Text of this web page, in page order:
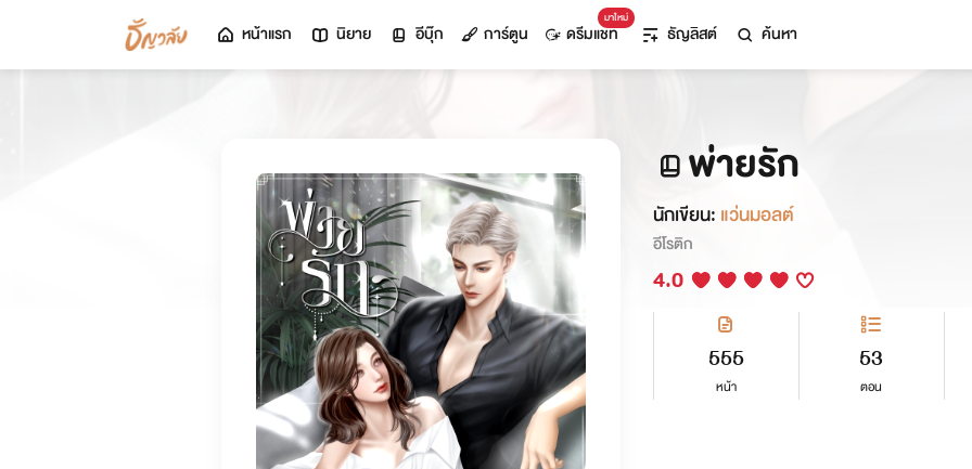
หน้าแรก นิยาย อีบุ๊ก การ์ตูน
มาใหม่
ดรีมแชท ธัญลิสต์ ค้นหา
พ่ายรัก
นักเขียน: แว่นมอลต์
อีโรติก
4.0
555
หน้า
53
ตอน